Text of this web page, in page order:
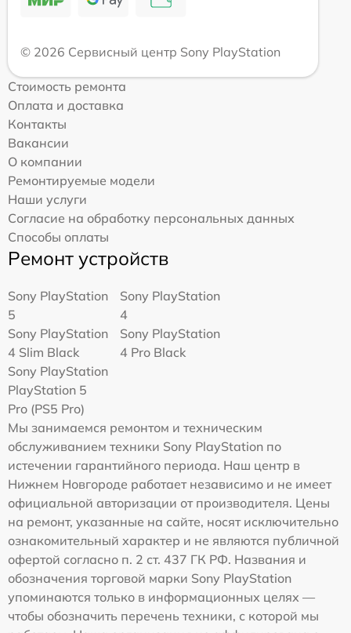
© 2026 Сервисный центр Sony PlayStation
Стоимость ремонта
Оплата и доставка
Контакты
Вакансии
О компании
Ремонтируемые модели
Наши услуги
Согласие на обработку персональных данных
Способы оплаты
Ремонт устройств
Sony PlayStation
5
Sony PlayStation
4
Sony PlayStation
4 Slim Black
Sony PlayStation
4 Pro Black
Sony PlayStation
PlayStation 5
Pro (PS5 Pro)
Мы занимаемся ремонтом и техническим
обслуживанием техники Sony PlayStation по
истечении гарантийного периода. Наш центр в
Нижнем Новгороде работает независимо и не имеет
официальной авторизации от производителя. Цены
на ремонт, указанные на сайте, носят исключительно
ознакомительный характер и не являются публичной
офертой согласно п. 2 ст. 437 ГК РФ. Названия и
обозначения торговой марки Sony PlayStation
упоминаются только в информационных целях —
чтобы обозначить перечень техники, с которой мы